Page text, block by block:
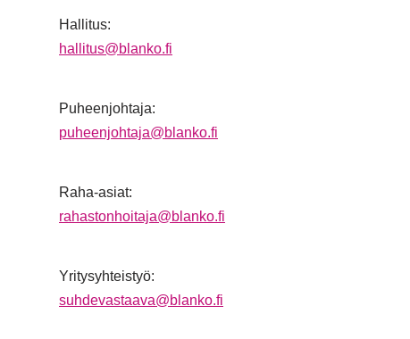
Hallitus:
hallitus@blanko.fi
Puheenjohtaja:
puheenjohtaja@blanko.fi
Raha-asiat:
rahastonhoitaja@blanko.fi
Yritysyhteistyö:
suhdevastaava@blanko.fi